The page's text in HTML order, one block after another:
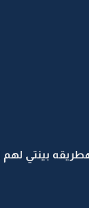
بينتي لهم